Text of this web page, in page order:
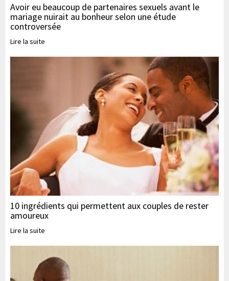
Avoir eu beaucoup de partenaires sexuels avant le
mariage nuirait au bonheur selon une étude
controversée
Lire la suite
10 ingrédients qui permettent aux couples de rester
amoureux
Lire la suite